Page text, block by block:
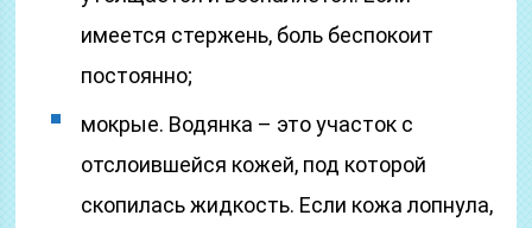
имеется стержень, боль беспокоит
постоянно;
мокрые. Водянка – это участок с
отслоившейся кожей, под которой
скопилась жидкость. Если кожа лопнула,